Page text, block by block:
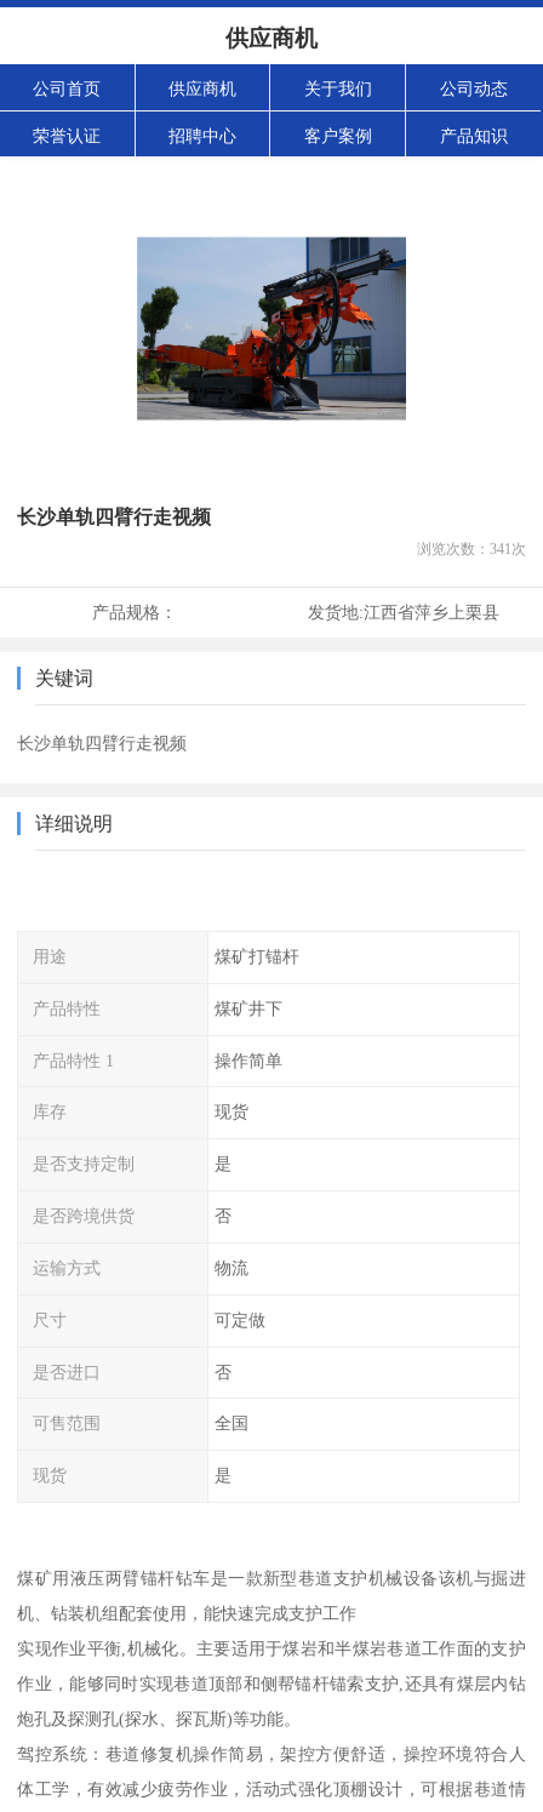
供应商机
公司首页 供应商机 关于我们 公司动态
荣誉认证 招聘中心 客户案例 产品知识
长沙单轨四臂行走视频
浏览次数： 341次
产品规格： 发货地:江西省萍乡上栗县
关键词
长沙单轨四臂行走视频
详细说明
用途 煤矿打锚杆
产品特性 煤矿井下
产品特性 1 操作简单
库存 现货
是否支持定制 是
是否跨境供货 否
运输方式 物流
尺寸 可定做
是否进口 否
可售范围 全国
现货 是
煤矿用液压两臂锚杆钻车是一款新型巷道支护机械设备该机与掘进
机、钻装机组配套使用，能快速完成支护工作
实现作业平衡,机械化。主要适用于煤岩和半煤岩巷道工作面的支护
作业，能够同时实现巷道顶部和侧帮锚杆锚索支护,还具有煤层内钻
炮孔及探测孔(探水、探瓦斯)等功能。
驾控系统：巷道修复机操作简易，架控方便舒适，操控环境符合人
体工学，有效减少疲劳作业，活动式强化顶棚设计，可根据巷道情